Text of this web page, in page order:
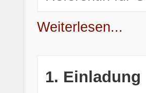
Weiterlesen...
1.